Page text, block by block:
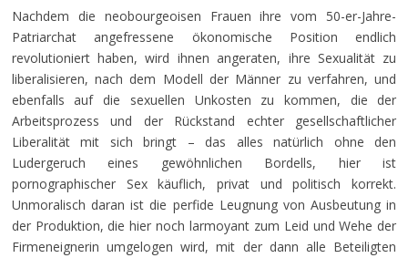
Nachdem die neobourgeoisen Frauen ihre vom 50-er-Jahre-
Patriarchat angefressene ökonomische Position endlich
revolutioniert haben, wird ihnen angeraten, ihre Sexualität zu
liberalisieren, nach dem Modell der Männer zu verfahren, und
ebenfalls auf die sexuellen Unkosten zu kommen, die der
Arbeitsprozess und der Rückstand echter gesellschaftlicher
Liberalität mit sich bringt – das alles natürlich ohne den
Ludergeruch eines gewöhnlichen Bordells, hier ist
pornographischer Sex käuflich, privat und politisch korrekt.
Unmoralisch daran ist die perfide Leugnung von Ausbeutung in
der Produktion, die hier noch larmoyant zum Leid und Wehe der
Firmeneignerin umgelogen wird, mit der dann alle Beteiligten